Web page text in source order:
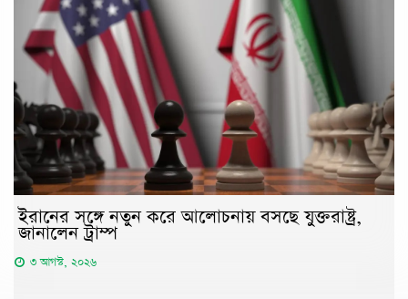
ইরানের সঙ্গে নতুন করে আলোচনায় বসছে যুক্তরাষ্ট্র,
জানালেন ট্রাম্প
৩ আগস্ট, ২০২৬